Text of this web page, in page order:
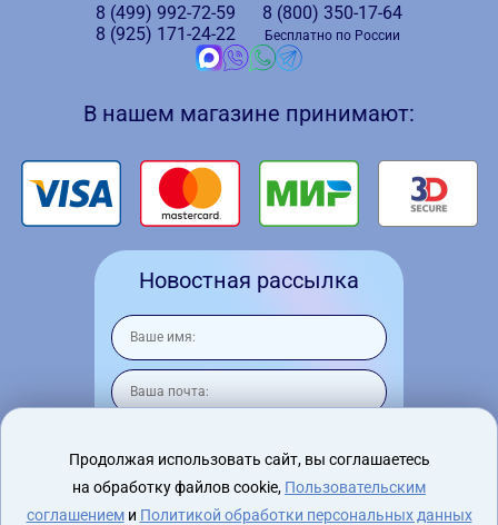
8 (499) 992-72-59
8 (925) 171-24-22
8 (800) 350-17-64
Бесплатно по России
В нашем магазине принимают:
Новостная рассылка
Я согласен на обработку персональных
данных
Продолжая использовать сайт, вы соглашаетесь
на обработку файлов cookie, Пользовательским
соглашениеми Политикой обработки персональных данных